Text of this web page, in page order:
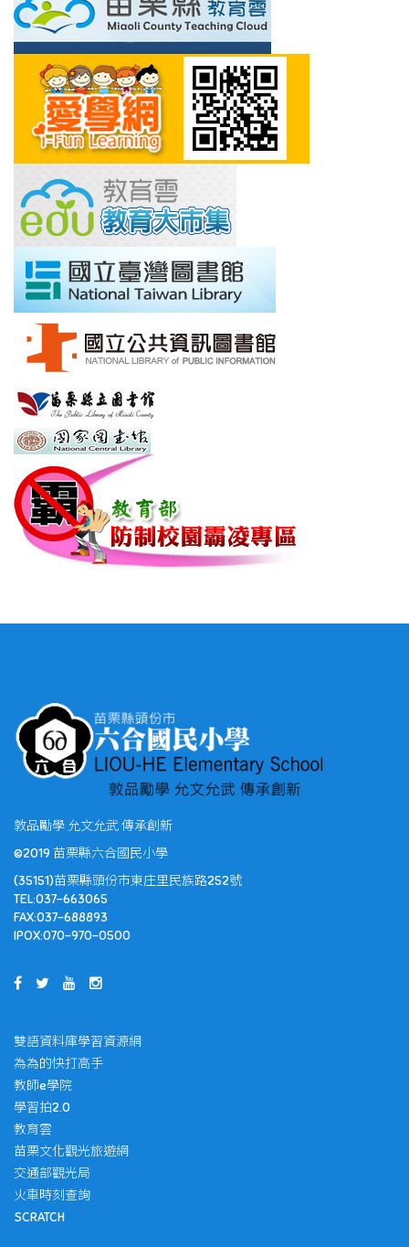
敦品勵學 允文允武 傳承創新
©2019 苗栗縣六合國民小學
(35151)苗栗縣頭份市東庄里民族路252號
TEL:037-663065
FAX:037-688893
IPOX:070-970-0500
雙語資料庫學習資源網
為為的快打高手
教師e學院
學習拍2.0
教育雲
苗栗文化觀光旅遊網
交通部觀光局
火車時刻查詢
SCRATCH